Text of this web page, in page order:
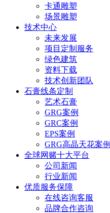
卡通雕塑
场景雕塑
技术中心
未来发展
项目定制服务
绿色建筑
资料下载
技术创新团队
石膏线条定制
艺术石膏
GRG案例
GRC案例
EPS案例
GRG高晶天花案例
全球网赌十大平台
公司新闻
行业新闻
优质服务保障
在线咨询客服
品牌合作咨询